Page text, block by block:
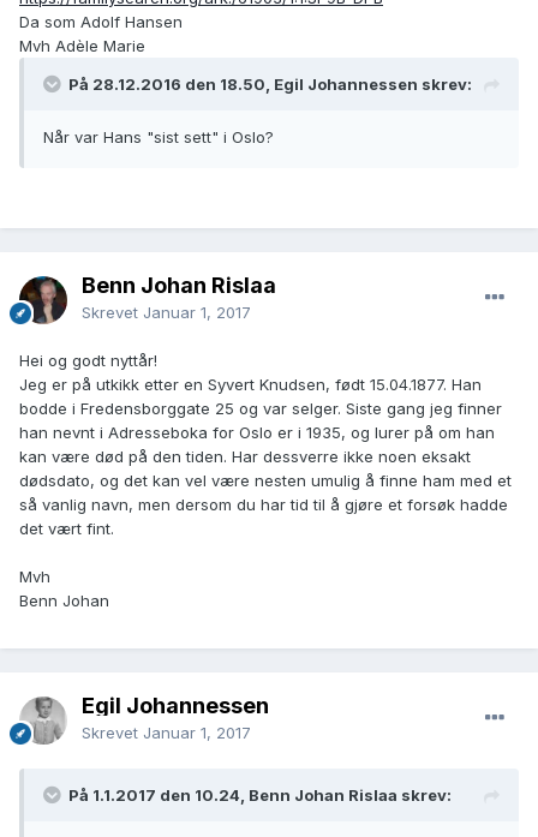
Da som Adolf Hansen
Mvh Adèle Marie
På 28.12.2016 den 18.50, Egil Johannessen skrev:
Når var Hans "sist sett" i Oslo?
Benn Johan Rislaa
Skrevet Januar 1, 2017
Hei og godt nyttår!
Jeg er på utkikk etter en Syvert Knudsen, født 15.04.1877. Han
bodde i Fredensborggate 25 og var selger. Siste gang jeg finner
han nevnt i Adresseboka for Oslo er i 1935, og lurer på om han
kan være død på den tiden. Har dessverre ikke noen eksakt
dødsdato, og det kan vel være nesten umulig å finne ham med et
så vanlig navn, men dersom du har tid til å gjøre et forsøk hadde
det vært fint.
Mvh
Benn Johan
Egil Johannessen
Skrevet Januar 1, 2017
På 1.1.2017 den 10.24, Benn Johan Rislaa skrev: